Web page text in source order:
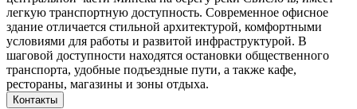
легкую транспортную доступность. Современное офисное
здание отличается стильной архитектурой, комфортными
условиями для работы и развитой инфраструктурой. В
шаговой доступности находятся остановки общественного
транспорта, удобные подъездные пути, а также кафе,
рестораны, магазины и зоны отдыха.
Контакты